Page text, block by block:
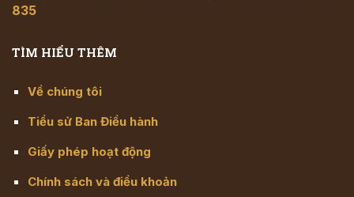
835
TÌM HIỂU THÊM
Về chúng tôi
Tiểu sử Ban Điều hành
Giấy phép hoạt động
Chính sách và điều khoản